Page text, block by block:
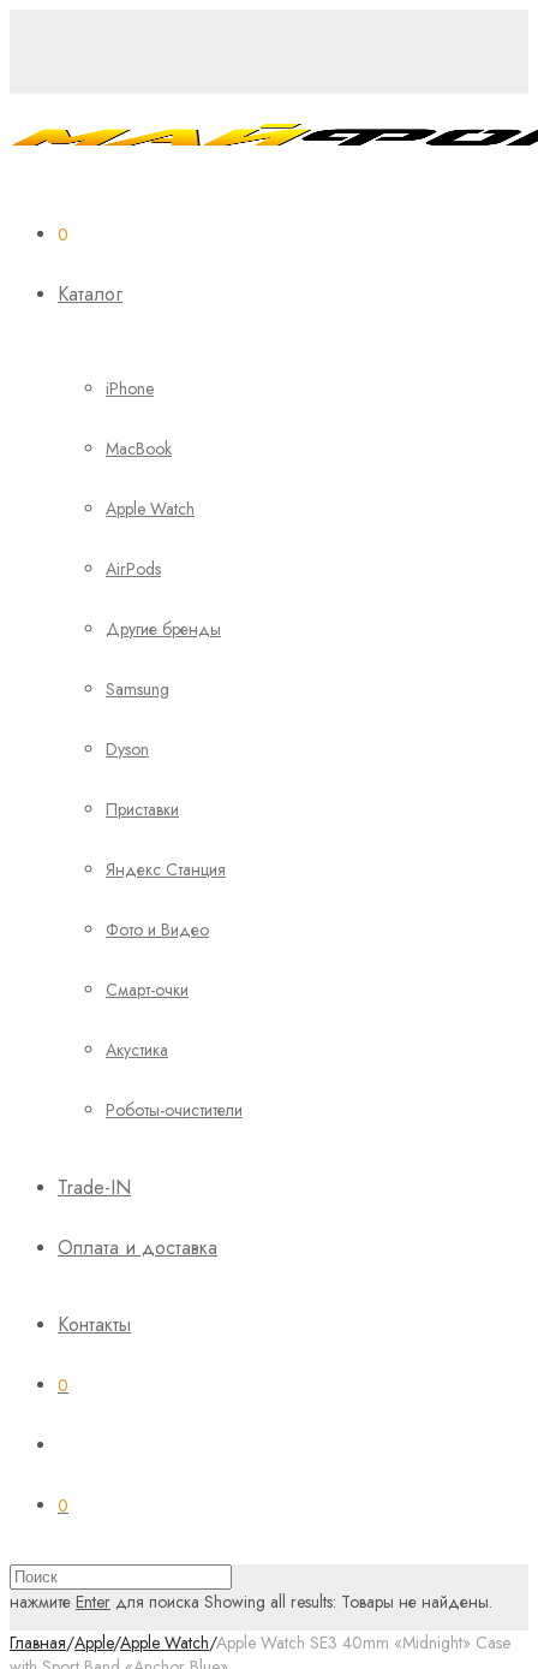
0
Каталог
iPhone
MacBook
Apple Watch
AirPods
Другие бренды
Samsung
Dyson
Приставки
Яндекс Станция
Фото и Видео
Смарт-очки
Акустика
Роботы-очистители
Trade-IN
Оплата и доставка
Контакты
0
0
нажмите Enter для поиска Showing all results: Товары не найдены.
Главная/Apple/Apple Watch/Apple Watch SE3 40mm «Midnight» Case